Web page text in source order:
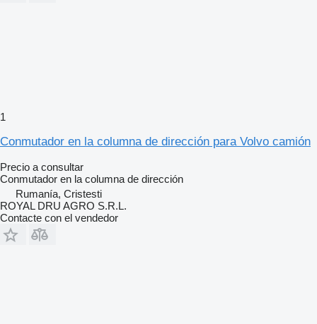
1
Conmutador en la columna de dirección para Volvo camión
Precio a consultar
Conmutador en la columna de dirección
Rumanía, Cristesti
ROYAL DRU AGRO S.R.L.
Contacte con el vendedor